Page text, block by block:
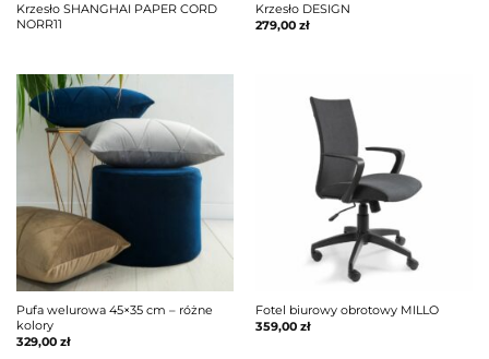
Krzesło SHANGHAI PAPER CORD
NORR11
Krzesło DESIGN
279,00 zł
Pufa welurowa 45×35 cm – różne
kolory
329,00 zł
Fotel biurowy obrotowy MILLO
359,00 zł